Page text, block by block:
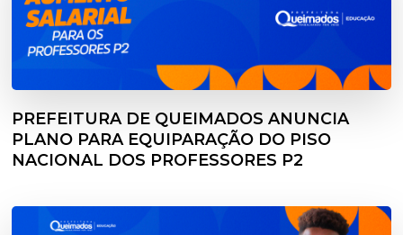
PREFEITURA DE QUEIMADOS ANUNCIA
PLANO PARA EQUIPARAÇÃO DO PISO
NACIONAL DOS PROFESSORES P2